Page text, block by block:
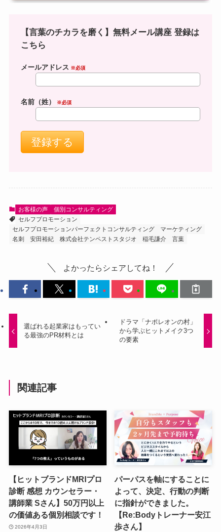
【言葉のチカラを磨く】無料メール講座 登録は
こちら
メールアドレス ※必須
名前（姓） ※必須
お客様の声
個別コンサルティング
セルフプロモーション
セルフプロモーションパーフェクトコンサルティング
マーケティング
名刺
安田裕紀 株式会社テンペストスタジオ 稲毛謙介 言葉
よかったらシェアしてね！
選ばれる起業家はもってい
る最強のPR材料とは
ドラマ「ナポレオンの村」
から学ぶヒットメイク3つ
の要素
関連記事
【ヒットブランドMRIプロ
診断 感想 カウンセラー・
講師業 Sさん】50万円以上
の価値ある個別相談です！
2026年4月3日
パーパスを軸にすることに
よって、決定、行動の判断
に指針ができました。
【Re:Bodyトレーナー安江
歩さん】